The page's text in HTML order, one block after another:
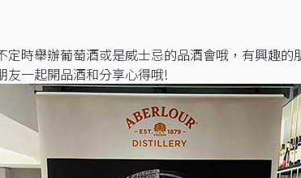
定時舉辦葡萄酒或是威士忌的品酒會哦，有興趣
友一起開品酒和分享心得哦!